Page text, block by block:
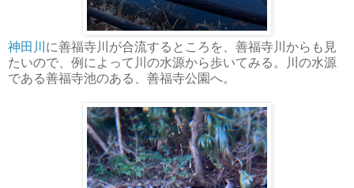
神田川 に善福寺川が合流するところを、善福寺川からも見
たいので、例によって川の水源から歩いてみる。川の水源
である善福寺池のある、善福寺公園へ。